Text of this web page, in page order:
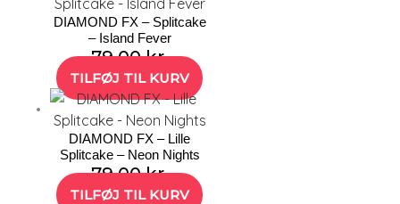
DIAMOND FX – Splitcake
– Island Fever
79,00kr.
TILFØJ TIL KURV
DIAMOND FX – Lille
Splitcake – Neon Nights
79,00kr.
TILFØJ TIL KURV